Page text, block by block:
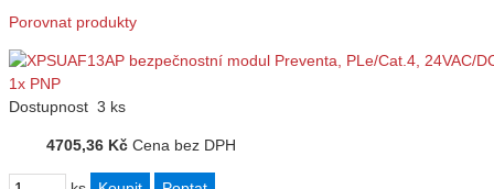
Porovnat produkty
Dostupnost 3 ks
4705,36 Kč Cena bez DPH